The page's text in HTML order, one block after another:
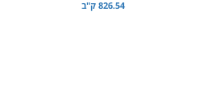
826.54 ק"ב